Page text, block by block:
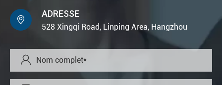

ADRESSE
528 Xingqi Road, Linping Area, Hangzhou
